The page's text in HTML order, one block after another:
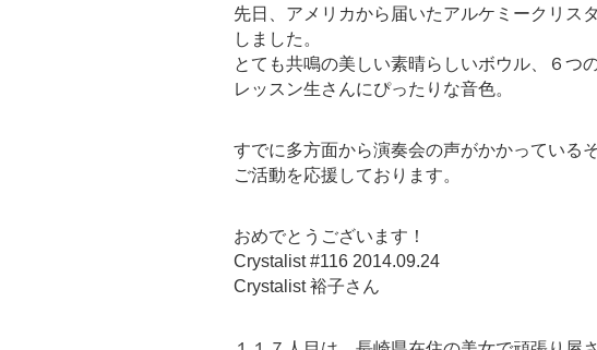
先日、アメリカから届いたアルケミークリス
しました。
とても共鳴の美しい素晴らしいボウル、６つ
レッスン生さんにぴったりな音色。
すでに多方面から演奏会の声がかかっているそ
ご活動を応援しております。
おめでとうございます！
Crystalist #116 2014.09.24
Crystalist 裕子さん